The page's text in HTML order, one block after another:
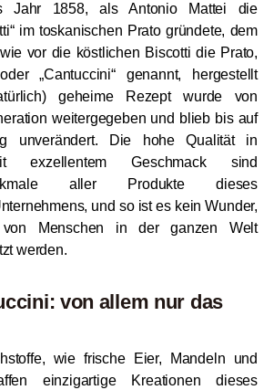
Jahr 1858, als Antonio Mattei die
im toskanischen Prato gründete, dem
vor die köstlichen Biscotti die Prato,
„Cantuccini“ genannt, hergestellt
geheime Rezept wurde von
weitergegeben und blieb bis auf
unverändert. Die hohe Qualität in
exzellentem Geschmack sind
aller Produkte dieses
und so ist es kein Wunder,
Menschen in der ganzen Welt
werden.
von allem nur das
wie frische Eier, Mandeln und
einzigartige Kreationen dieses